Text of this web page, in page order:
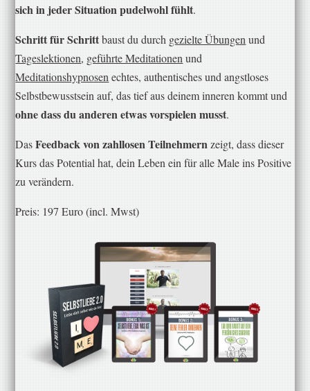
sich in jeder Situation pudelwohl fühlt.
Schritt für Schrittbaust du durch gezielte Übungen und
Tageslektionen, geführte Meditationen und
Meditationshypnosen echtes, authentisches und angstloses
Selbstbewusstsein auf, das tief aus deinem inneren kommt und
ohne dass du anderen etwas vorspielen musst.
​DasFeedback von zahllosen Teilnehmernzeigt, dass dieser
Kurs das Potential hat, dein Leben ein für alle Male ins Positive
zu verändern.
Preis: ​197 Euro (incl. Mwst)